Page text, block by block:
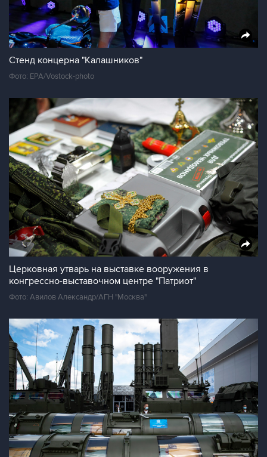
Стенд концерна "Калашников"
Фото: EPA/Vostock-photo
Церковная утварь на выставке вооружения в
конгрессно-выставочном центре "Патриот"
Фото: Авилов Александр/АГН "Москва"